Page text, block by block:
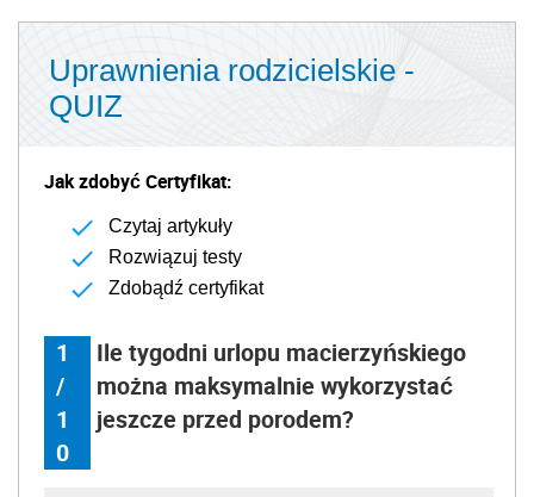
Uprawnienia rodzicielskie -
QUIZ
Jak zdobyć Certyfikat:
Czytaj artykuły
Rozwiązuj testy
Zdobądź certyfikat
1
/
1
0
Ile tygodni urlopu macierzyńskiego
można maksymalnie wykorzystać
jeszcze przed porodem?